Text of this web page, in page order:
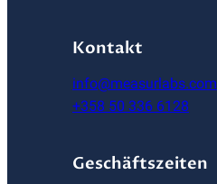
Kontakt
info@measurlabs.com
+358 50 336 6128
Geschäftszeiten